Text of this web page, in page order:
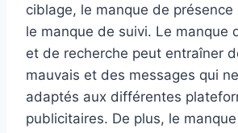
ciblage, le manque de
le manque de suivi. Le manque
et de recherche peut entraîner
mauvais et des messages qui
adaptés aux différentes
publicitaires. De plus, le